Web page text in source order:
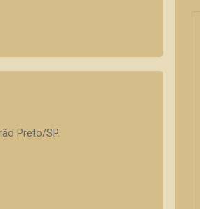
Preto/SP.